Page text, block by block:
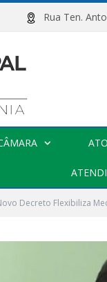
Rua Ten.
Decreto Flexibiliza